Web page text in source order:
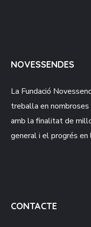
NOVESSENDES
La Fundació
treballa en
amb la finalitat de
general i el progrés en
CONTACTE